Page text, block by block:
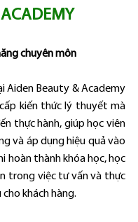
chuyên môn
Aiden Beauty & Academy
kiến thức lý thuyết mà
thực hành, giúp học viên
và áp dụng hiệu quả vào
hoàn thành khóa học, học
trong việc tư vấn và thực
cho khách hàng.